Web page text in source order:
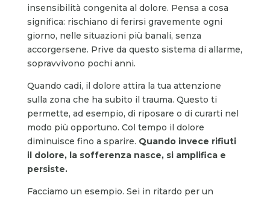
insensibilità congenita al dolore. Pensa a cosa
significa: rischiano di ferirsi gravemente ogni
giorno, nelle situazioni più banali, senza
accorgersene. Prive da questo sistema di allarme,
sopravvivono pochi anni.
Quando cadi, il dolore attira la tua attenzione
sulla zona che ha subito il trauma. Questo ti
permette, ad esempio, di riposare o di curarti nel
modo più opportuno. Col tempo il dolore
diminuisce fino a sparire. Quando invece rifiuti
il dolore, la sofferenza nasce, si amplifica e
persiste.
Facciamo un esempio. Sei in ritardo per un